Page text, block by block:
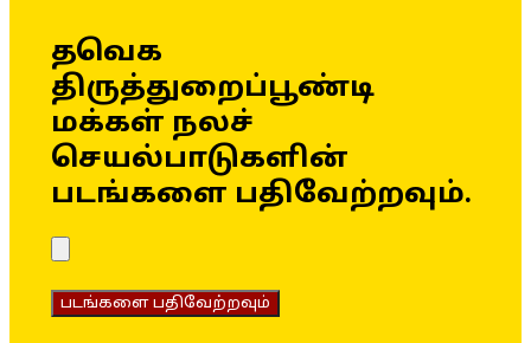
தவெக
திருத்துறைப்பூண்டி
மக்கள் நலச்
செயல்பாடுகளின்
படங்களை பதிவேற்றவும்.
படங்களை பதிவேற்றவும்